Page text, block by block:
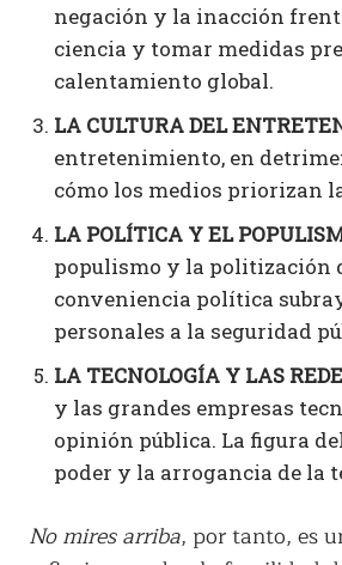
negación y la inacción
ciencia y tomar medidas
calentamiento global.
LA CULTURA DEL
entretenimiento, en
cómo los medios priorizan
LA POLÍTICA Y EL
populismo y la politización
conveniencia política
personales a la seguridad
LA TECNOLOGÍA Y LAS
y las grandes empresas
opinión pública. La figura
poder y la arrogancia de la
No mires arriba, por tanto, es